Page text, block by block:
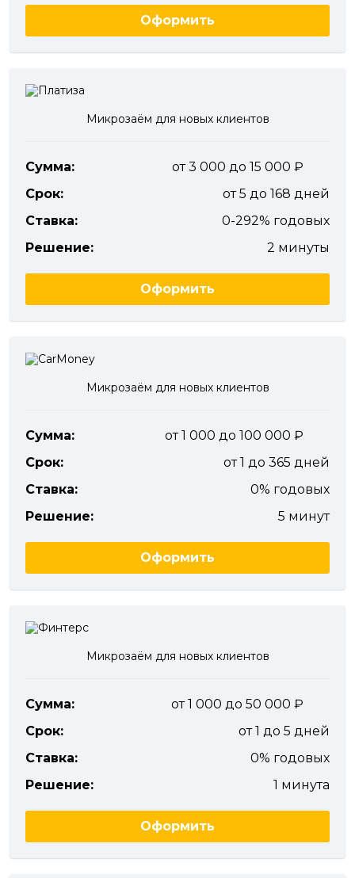
Оформить
Микрозаём для новых клиентов
Сумма:
от 3 000 до 15 000
Срок:
от 5 до 168 дней
Ставка:
0-292% годовых
Решение:
2 минуты
Оформить
Микрозаём для новых клиентов
Сумма:
от 1 000 до 100 000
Срок:
от 1 до 365 дней
Ставка:
0% годовых
Решение:
5 минут
Оформить
Микрозаём для новых клиентов
Сумма:
от 1 000 до 50 000
Срок:
от 1 до 5 дней
Ставка:
0% годовых
Решение:
1 минута
Оформить